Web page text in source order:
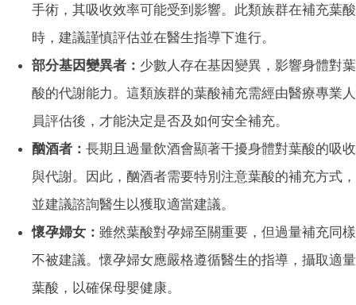
手術，其吸收效率可能受到影響。此類族群在補充葉酸
時，建議謹慎評估並在醫生指導下進行。
部分基因變異者： 少數人存在基因變異，影響身體對葉
酸的代謝能力。這類族群的葉酸補充需經由醫療專業人
員評估後，才能決定是否及如何安全補充。
酗酒者： 長期且過量飲酒會顯著干擾身體對葉酸的吸收
與代謝。因此，酗酒者需要特別注意葉酸的補充方式，
並建議諮詢醫生以獲取適當建議。
懷孕婦女： 雖然葉酸對孕婦至關重要，但過量補充同樣
不被建議。懷孕婦女應嚴格遵循醫生的指導，攝取適量
葉酸，以確保母嬰健康。